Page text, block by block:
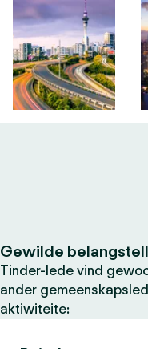
Gewilde
Tinder-lede vind
ander
aktiwiteite: